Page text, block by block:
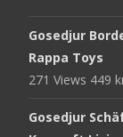
Gosedjur
Rappa Toys
271 Views 449
Gosedjur